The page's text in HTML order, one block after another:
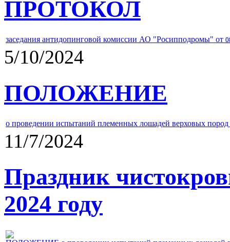
ПРОТОКОЛ
заседания антидопинговой комиссии АО "Росипподромы" от
5/10/2024
ПОЛОЖЕНИЕ
о проведении испытаний племенных лошадей верховых
11/7/2024
Праздник
2024 году